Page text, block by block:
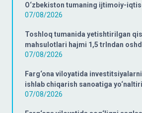
O‘zbekiston tumaning ijtimoiy-
07/08/2026
Toshloq tumanida yetishtirilgan
mahsulotlari hajmi 1,5 trlndan
07/08/2026
Farg‘ona viloyatida
ishlab chiqarish sanoatiga
07/08/2026